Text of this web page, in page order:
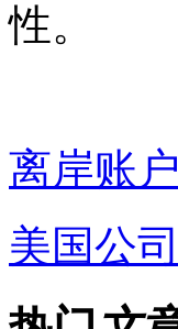
性。
离岸账
美国公